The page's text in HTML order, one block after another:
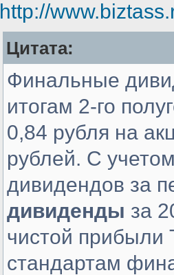
http://
Цитата:
Финальные
итогам 2-го
0,84 рубля на
рублей. С
дивидендов за
дивиденды за
чистой
стандартам